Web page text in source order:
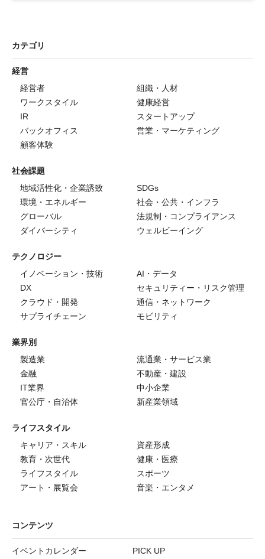
カテゴリ
経営
経営者
組織・人材
ワークスタイル
健康経営
IR
スタートアップ
バックオフィス
営業・マーケティング
顧客体験
社会課題
地域活性化・企業誘致
SDGs
環境・エネルギー
社会・公共・インフラ
グローバル
法規制・コンプライアンス
ダイバーシティ
ウェルビーイング
テクノロジー
イノベーション・技術
AI・データ
DX
セキュリティー・リスク管理
クラウド・開発
通信・ネットワーク
サプライチェーン
モビリティ
業界別
製造業
流通業・サービス業
金融
不動産・建設
IT業界
中小企業
官公庁・自治体
新産業領域
ライフスタイル
キャリア・スキル
資産形成
教育・次世代
健康・医療
ライフスタイル
スポーツ
アート・展覧会
音楽・エンタメ
コンテンツ
イベントカレンダー
PICK UP